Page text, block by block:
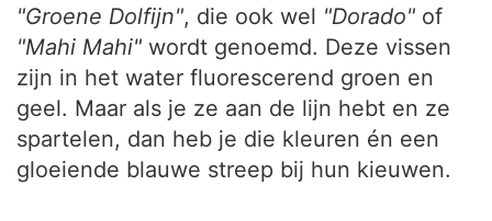
"Groene Dolfijn", die ook wel "Dorado" of
"Mahi Mahi" wordt genoemd. Deze vissen
zijn in het water fluorescerend groen en
geel. Maar als je ze aan de lijn hebt en ze
spartelen, dan heb je die kleuren én een
gloeiende blauwe streep bij hun kieuwen.